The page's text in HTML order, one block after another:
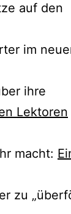
auf den
im
ihre
Lektoren
macht:
zu